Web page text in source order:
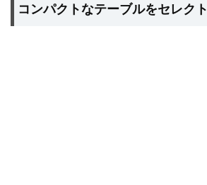
コンパクトなテーブルをセレクト